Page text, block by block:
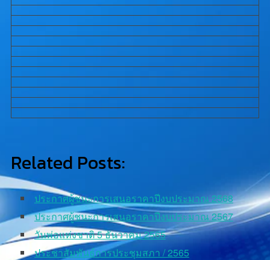
Related Posts:
ประกาศผู้ชนะการเสนอราคาปีงบประมาณ 2568
ประกาศผู้ชนะการเสนอราคาปีงบประมาณ 2567
วันพ่อแห่งชาติ 5 ธันวาคม 2565
ประชาสัมพันธ์การประชุมสภา / 2565